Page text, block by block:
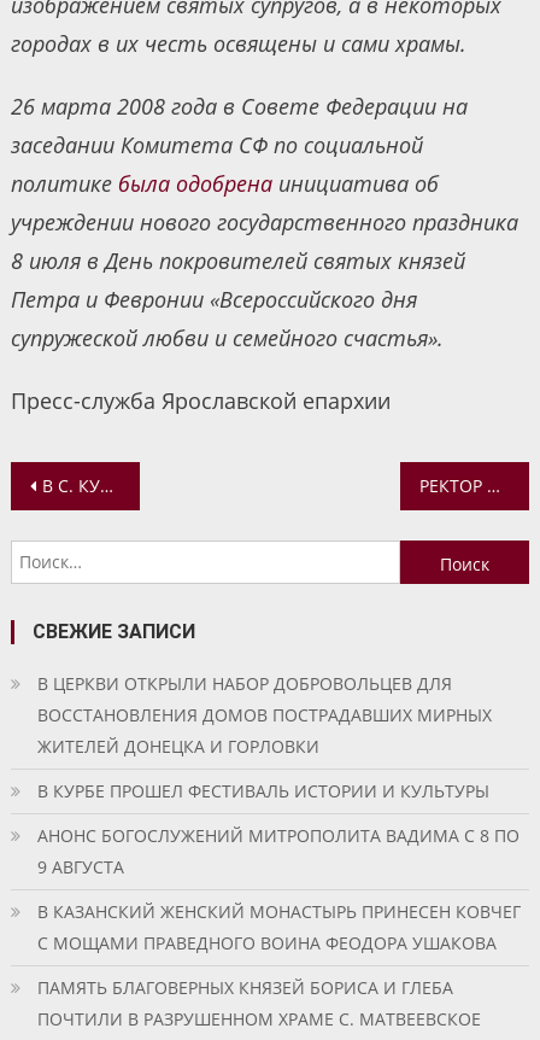
городах в их честь освящены и сами храмы.
26 марта 2008 года в Совете Федерации на
заседании Комитета СФ по социальной
политике была одобренаинициатива об
учреждении нового государственного праздника
8 июля в День покровителей святых князей
Петра и Февронии «Всероссийского дня
супружеской любви и семейного счастья».
Пресс-служба Ярославской епархии
Навигация
по
записям
В С. КУРБА ПРОЙДЕТ ФЕСТИВАЛЬ «А КУРБА БУДЕТ ЖИТЬ!» РЕКТОР ЯРОСЛАВСКОЙ СЕМИНАРИИ ПРИНЯЛ УЧАСТИЕ В СОВЕЩАНИИ ЧЛЕНОВ НАУЧНО-ОБРАЗОВАТЕЛЬНОЙ ТЕОЛОГИЧЕСКОЙ АССОЦИАЦИИ
Найти:
СВЕЖИЕ ЗАПИСИ
В ЦЕРКВИ ОТКРЫЛИ НАБОР ДОБРОВОЛЬЦЕВ ДЛЯ
ВОССТАНОВЛЕНИЯ ДОМОВ ПОСТРАДАВШИХ МИРНЫХ
ЖИТЕЛЕЙ ДОНЕЦКА И ГОРЛОВКИ
В КУРБЕ ПРОШЕЛ ФЕСТИВАЛЬ ИСТОРИИ И КУЛЬТУРЫ
АНОНС БОГОСЛУЖЕНИЙ МИТРОПОЛИТА ВАДИМА С 8 ПО
9 АВГУСТА
В КАЗАНСКИЙ ЖЕНСКИЙ МОНАСТЫРЬ ПРИНЕСЕН КОВЧЕГ
С МОЩАМИ ПРАВЕДНОГО ВОИНА ФЕОДОРА УШАКОВА
ПАМЯТЬ БЛАГОВЕРНЫХ КНЯЗЕЙ БОРИСА И ГЛЕБА
ПОЧТИЛИ В РАЗРУШЕННОМ ХРАМЕ С. МАТВЕЕВСКОЕ